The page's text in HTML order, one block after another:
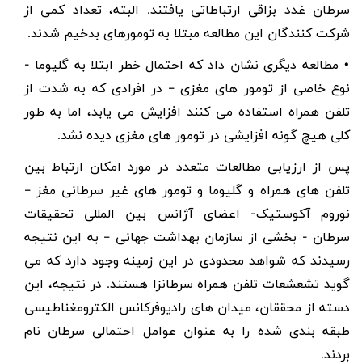
سرطان غدد بزاقی ارتباطاتی یافتند. البته، تعداد کمی از
شرکت کنندگان این مطالعه مبتلا به تومورهای بدخیم شدند.
• مطالعه دیگری نشان داد که احتمال خطر ابتلا به گلیوما -
نوع خاصی از تومور های مغزی – در افرادی که به شدت از
تلفن همراه استفاده می کنند افزایش می یابد، اما به طور
کلی هیچ گونه افزایشی در تومور های مغزی دیده نشد.
پس از ارزیابی مطالعات متعدد در مورد امکان ارتباط بین
تلفن های همراه و گلیوما و تومور های غیر سرطانی مغز –
نوروم آکوستیک- اعضای آژانس بین المللی تحقیقات
سرطان - بخشی از سازمان بهداشت جهانی – به این نتیجه
رسیدند که شواهد محدودی در این زمینه وجود دارد که می
گوید تشعشعات تلفن همراه سرطانزا هستند. در نتیجه، این
دسته از محققان، میدان های رادیوفرکانس الکترومغناطیسی
طبقه بندی شده را به عنوان عوامل احتمالی سرطان نام
بردند.